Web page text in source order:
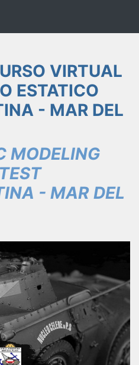
VIRTUAL
ESTATICO
- MAR DEL
MODELING
- MAR DEL